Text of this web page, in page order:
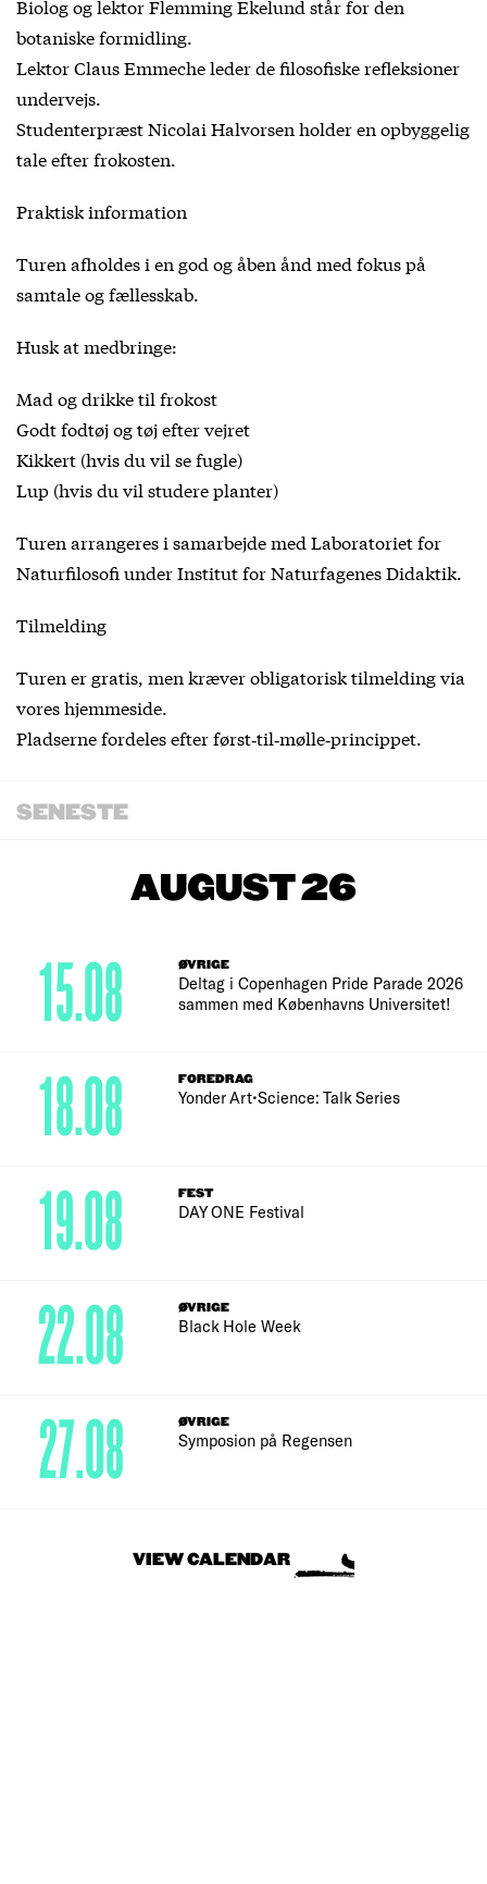
Biolog og lektor Flemming Ekelund står for den
botaniske formidling.
Lektor Claus Emmeche leder de filosofiske refleksioner
undervejs.
Studenterpræst Nicolai Halvorsen holder en opbyggelig
tale efter frokosten.
Praktisk information
Turen afholdes i en god og åben ånd med fokus på
samtale og fællesskab.
Husk at medbringe:
Mad og drikke til frokost
Godt fodtøj og tøj efter vejret
Kikkert (hvis du vil se fugle)
Lup (hvis du vil studere planter)
Turen arrangeres i samarbejde med Laboratoriet for
Naturfilosofi under Institut for Naturfagenes Didaktik.
Tilmelding
Turen er gratis, men kræver obligatorisk tilmelding via
vores hjemmeside.
Pladserne fordeles efter først‑til‑mølle‑princippet.
SENESTE
AUGUST 26
ØVRIGE
Deltag i Copenhagen Pride Parade 2026
sammen med Københavns Universitet!
15.08
FOREDRAG
Yonder Art•Science: Talk Series
18.08
FEST
DAY ONE Festival
19.08
ØVRIGE
Black Hole Week
22.08
ØVRIGE
Symposion på Regensen
27.08
VIEW CALENDAR